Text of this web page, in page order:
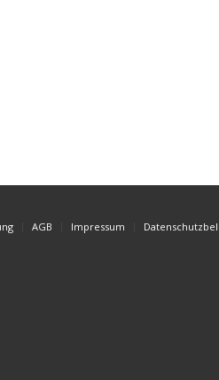
AGB Impressum